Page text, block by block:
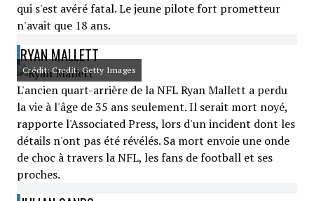
qui s'est avéré fatal. Le jeune pilote fort prometteur
n'avait que 18 ans.
RYAN MALLETT
Crédit: Credit: Getty Images
L'ancien quart-arrière de la NFL Ryan Mallett a perdu
la vie à l'âge de 35 ans seulement. Il serait mort noyé,
rapporte l'Associated Press, lors d'un incident dont les
détails n'ont pas été révélés. Sa mort envoie une onde
de choc à travers la NFL, les fans de football et ses
proches.